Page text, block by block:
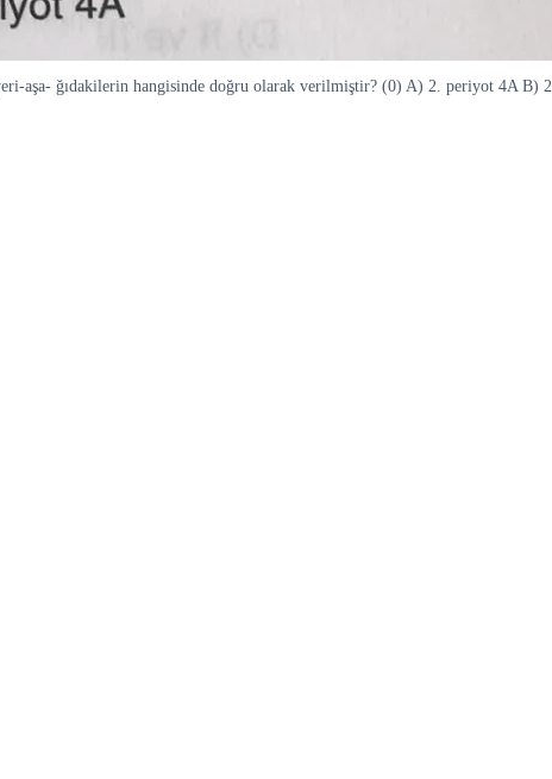
aşa- ğıdakilerin hangisinde doğru olarak verilmiştir? (0) A) 2. periyot 4A